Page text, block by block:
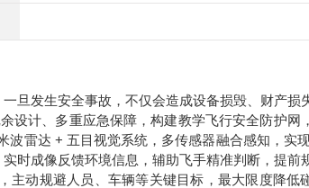
旦发生安全事故，不仅会造成设备损毁、财产损
设计、多重应急保障 ，构建教学飞行安全防护网
波雷达 + 五目视觉系统 ，多传感器融合感知，实
时成像反馈环境信息，辅助飞手精准判断，提前
主动规避人员、车辆等关键目标，最大限度降低